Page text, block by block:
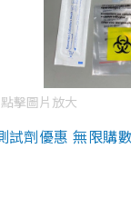
點擊圖片放大
試劑優惠 無限購